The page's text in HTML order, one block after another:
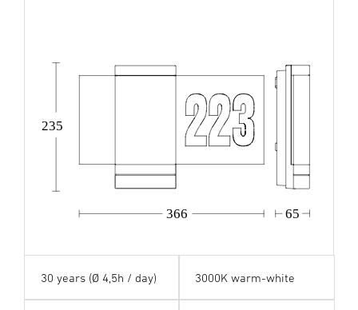
235
366 65
30 years (Ø 4,5h / day) 3000K warm-white